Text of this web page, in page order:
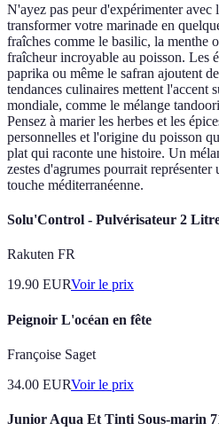
N'ayez pas peur d'expérimenter avec
transformer votre marinade en
fraîches comme le basilic, la menthe
fraîcheur incroyable au poisson. Les
paprika ou même le safran ajoutent
tendances culinaires mettent l'accent
mondiale, comme le mélange
Pensez à marier les herbes et les
personnelles et l'origine du poisson
plat qui raconte une histoire. Un
zestes d'agrumes pourrait
touche méditerranéenne.
Solu'Control - Pulvérisateur 2
Rakuten FR
19.90 EURVoir le prix
Peignoir L'océan en fête
Françoise Saget
34.00 EURVoir le prix
Junior Aqua Et Tinti Sous-marin